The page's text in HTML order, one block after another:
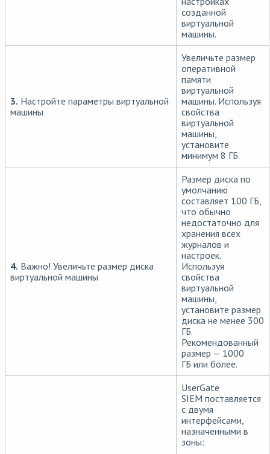
созданной
виртуальной
машины.
3. Настройте параметры виртуальной
машины
Увеличьте размер
оперативной
памяти
виртуальной
машины. Используя
свойства
виртуальной
машины,
установите
минимум 8 ГБ.
4. Важно! Увеличьте размер диска
виртуальной машины
Размер диска по
умолчанию
составляет 100 ГБ,
что обычно
недостаточно для
хранения всех
журналов и
настроек.
Используя
свойства
виртуальной
машины,
установите размер
диска не менее 300
ГБ.
Рекомендованный
размер — 1000
ГБ или более.
UserGate
SIEM поставляется
с двумя
интерфейсами,
назначенными в
зоны: